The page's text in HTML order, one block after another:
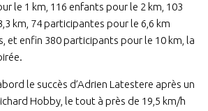
le 1 km, 116 enfants pour le 2 km, 103
km, 74 participantes pour le 6,6 km
et enfin 380 participants pour le 10 km, la
le succès d’Adrien Latestere après un
Hobby, le tout à près de 19,5 km/h